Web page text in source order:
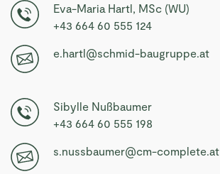
Eva-Maria Hartl, MSc (WU)
+43 664 60 555 124
e.hartl@schmid-baugruppe.at
Sibylle Nußbaumer
+43 664 60 555 198
s.nussbaumer@cm-complete.at